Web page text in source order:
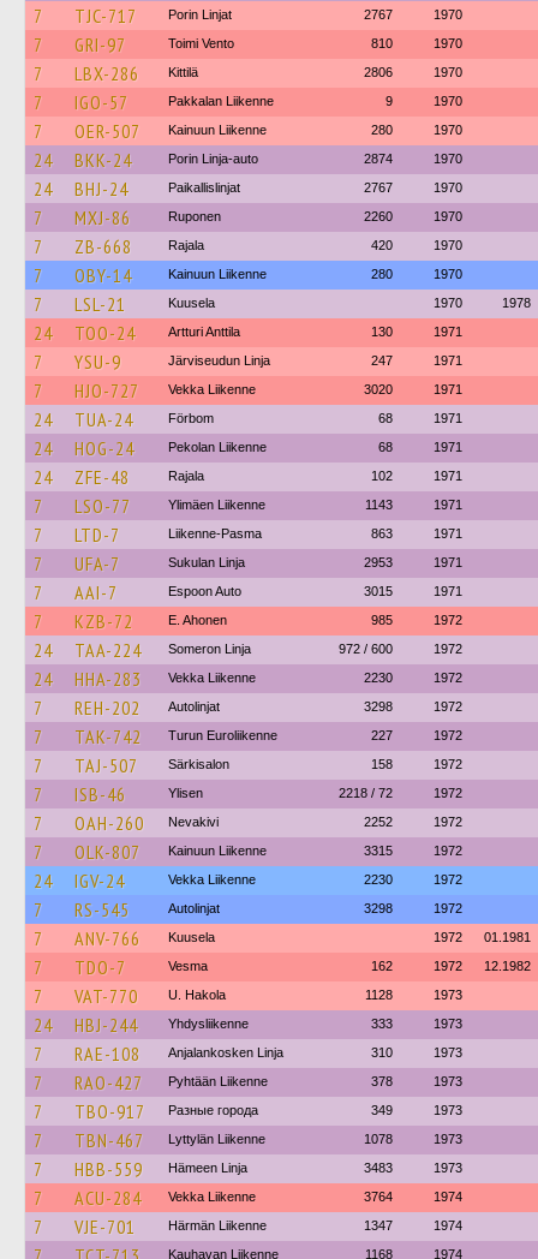
7 TJC-717 Porin Linjat 2767 1970
7 GRI-97 Toimi Vento 810 1970
7 LBX-286 Kittilä 2806 1970
7 IGO-57 Pakkalan Liikenne 9 1970
7 OER-507 Kainuun Liikenne 280 1970
24 BKK-24 Porin Linja-auto 2874 1970
24 BHJ-24 Paikallislinjat 2767 1970
7 MXJ-86 Ruponen 2260 1970
7 ZB-668 Rajala 420 1970
7 OBY-14 Kainuun Liikenne 280 1970
7 LSL-21 Kuusela 1970 1978
24 TOO-24 Artturi Anttila 130 1971
7 YSU-9 Järviseudun Linja 247 1971
7 HJO-727 Vekka Liikenne 3020 1971
24 TUA-24 Förbom 68 1971
24 HOG-24 Pekolan Liikenne 68 1971
24 ZFE-48 Rajala 102 1971
7 LSO-77 Ylimäen Liikenne 1143 1971
7 LTD-7 Liikenne-Pasma 863 1971
7 UFA-7 Sukulan Linja 2953 1971
7 AAI-7 Espoon Auto 3015 1971
7 KZB-72 E. Ahonen 985 1972
24 TAA-224 Someron Linja 972 / 600 1972
24 HHA-283 Vekka Liikenne 2230 1972
7 REH-202 Autolinjat 3298 1972
7 TAK-742 Turun Euroliikenne 227 1972
7 TAJ-507 Särkisalon 158 1972
7 ISB-46 Ylisen 2218 / 72 1972
7 OAH-260 Nevakivi 2252 1972
7 OLK-807 Kainuun Liikenne 3315 1972
24 IGV-24 Vekka Liikenne 2230 1972
7 RS-545 Autolinjat 3298 1972
7 ANV-766 Kuusela 1972 01.1981
7 TDO-7 Vesma 162 1972 12.1982
7 VAT-770 U. Hakola 1128 1973
24 HBJ-244 Yhdysliikenne 333 1973
7 RAE-108 Anjalankosken Linja 310 1973
7 RAO-427 Pyhtään Liikenne 378 1973
7 TBO-917 Разные города 349 1973
7 TBN-467 Lyttylän Liikenne 1078 1973
7 HBB-559 Hämeen Linja 3483 1973
7 ACU-284 Vekka Liikenne 3764 1974
7 VJE-701 Härmän Liikenne 1347 1974
Kauhavan Liikenne 1168 1974